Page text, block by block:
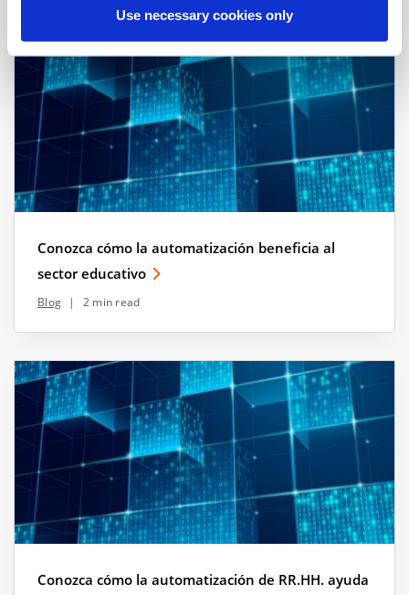
Use necessary cookies only
Conozca cómo la automatización beneficia al
sector educativo
Blog | 2 min read
Conozca cómo la automatización de RR.HH. ayuda